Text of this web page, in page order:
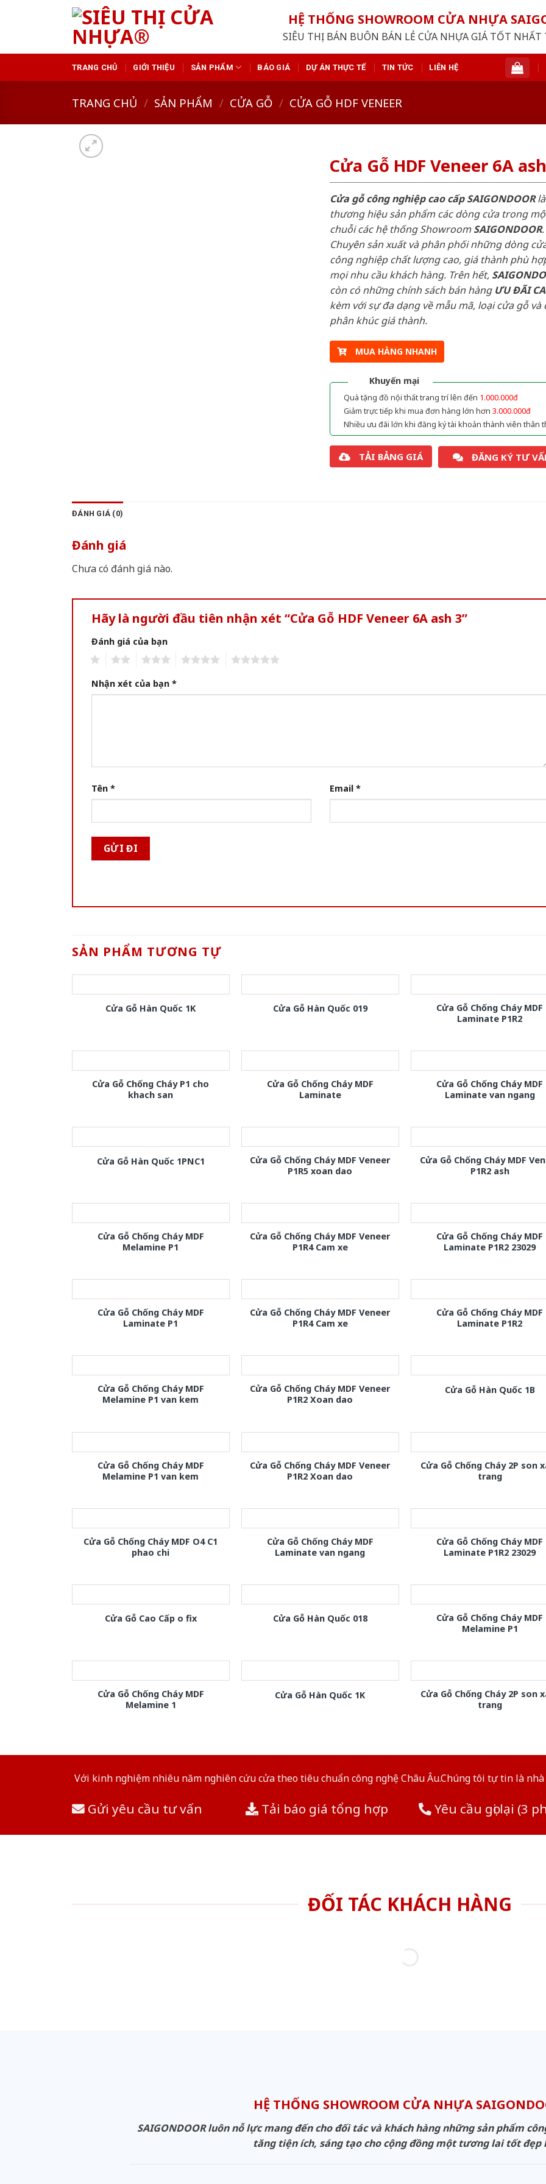
HỆ THỐNG SHOWROOM CỬA NHỰA
SIÊU THỊ BÁN BUÔN BÁN LẺ CỬA NHỰA GIÁ TỐT NHẤT
TRANG CHỦ GIỚI THIỆU SẢN PHẨM BÁO GIÁ DỰ ÁN THỰC TẾ TIN TỨC LIÊN HỆ
TRANG CHỦ / SẢN PHẨM / CỬA GỖ / CỬA GỖ HDF VENEER
Cửa Gỗ HDF Veneer 6A
Cửa gỗ công nghiệp cao cấp SAIGONDOORlà
thương hiệu sản phẩm các dòng cửa trong
chuỗi các hệ thống ShowroomSAIGONDOOR.
Chuyên sản xuất và phân phối những dòng
công nghiệp chất lượng cao, giá thành phù
mọi nhu cầu khách hàng. Trên hết,
còn có những chính sách bán hàng ƯU ĐÃI
kèm với sự đa dạng về mẫu mã, loại cửa gỗ và
phân khúc giá thành.
MUA HÀNG NHANH
Khuyến mại
Quà tặng đồ nội thất trang trí lên đến 1.000.000đ
Giảm trực tiếp khi mua đơn hàng lớn hơn 3.000.000đ
Nhiều ưu đãi lớn khi đăng ký tài khoản thành viên thân
TẢI BẢNG GIÁ ĐĂNG KÝ TƯ
ĐÁNH GIÁ (0)
Đánh giá
Chưa có đánh giá nào.
Hãy là người đầu tiên nhận xét “Cửa Gỗ HDF Veneer 6A ash 3”
Đánh giá của bạn
Nhận xét của bạn *
Tên * Email *
SẢN PHẨM TƯƠNG TỰ
Cửa Gỗ Hàn Quốc 1K Cửa Gỗ Hàn Quốc 019
Cửa Gỗ Chống Cháy MDF
Laminate P1R2
Cửa Gỗ Chống Cháy P1 cho
khach san
Cửa Gỗ Chống Cháy MDF
Laminate
Cửa Gỗ Chống Cháy MDF
Laminate van ngang
Cửa Gỗ Hàn Quốc 1PNC1
Cửa Gỗ Chống Cháy MDF Veneer
P1R5 xoan dao
Cửa Gỗ Chống Cháy MDF
P1R2 ash
Cửa Gỗ Chống Cháy MDF
Melamine P1
Cửa Gỗ Chống Cháy MDF Veneer
P1R4 Cam xe
Cửa Gỗ Chống Cháy MDF
Laminate P1R2 23029
Cửa Gỗ Chống Cháy MDF
Laminate P1
Cửa Gỗ Chống Cháy MDF Veneer
P1R4 Cam xe
Cửa Gỗ Chống Cháy MDF
Laminate P1R2
Cửa Gỗ Chống Cháy MDF
Melamine P1 van kem
Cửa Gỗ Chống Cháy MDF Veneer
P1R2 Xoan dao
Cửa Gỗ Hàn Quốc 1B
Cửa Gỗ Chống Cháy MDF
Melamine P1 van kem
Cửa Gỗ Chống Cháy MDF Veneer
P1R2 Xoan dao
Cửa Gỗ Chống Cháy 2P son
trang
Cửa Gỗ Chống Cháy MDF O4 C1
phao chi
Cửa Gỗ Chống Cháy MDF
Laminate van ngang
Cửa Gỗ Chống Cháy MDF
Laminate P1R2 23029
Cửa Gỗ Cao Cấp o fix Cửa Gỗ Hàn Quốc 018
Cửa Gỗ Chống Cháy MDF
Melamine P1
Cửa Gỗ Chống Cháy MDF
Melamine 1
Cửa Gỗ Hàn Quốc 1K
Cửa Gỗ Chống Cháy 2P son
trang
Với kinh nghiệm nhiêu năm nghiên cứu cửa theo tiêu chuẩn công nghệ Châu Âu.Chúng tôi tự tin là
Gửi yêu cầu tư vấn Tải báo giá tổng hợp Yêu cầu gọi lại (3
ĐỐI TÁC KHÁCH HÀNG
HỆ THỐNG SHOWROOM CỬA NHỰA
SAIGONDOOR luôn nỗ lực mang đến cho đối tác và khách hàng những sản phẩm
tăng tiện ích, sáng tạo cho cộng đồng một tương lai tốt đẹp